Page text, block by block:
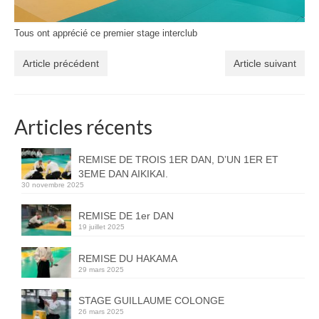
Tous ont apprécié ce premier stage interclub
Article précédent Article suivant
Articles récents
REMISE DE TROIS 1ER DAN, D’UN 1ER ET
3EME DAN AIKIKAI.
30 novembre 2025
REMISE DE 1er DAN
19 juillet 2025
REMISE DU HAKAMA
29 mars 2025
STAGE GUILLAUME COLONGE
26 mars 2025